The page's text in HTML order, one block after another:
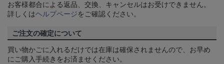
お客様都合による返品、交換、キャンセルはお受けできません。
詳しくはヘルプページをご確認ください。
ご注文の確定について
買い物かごに入れるだけでは在庫は確保されませんので、お早め
にご購入手続きをお済ませください。